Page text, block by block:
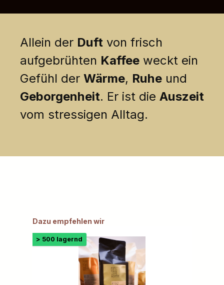
Allein der Duft von frisch
aufgebrühten Kaffee weckt ein
Gefühl der Wärme, Ruhe und
Geborgenheit. Er ist die Auszeit
vom stressigen Alltag.
Produktgalerie überspringen
Dazu empfehlen wir
> 500 lagernd